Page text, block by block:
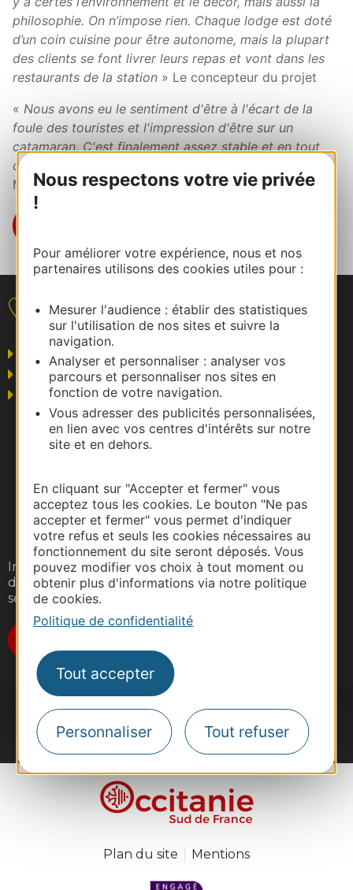
Nous respectons votre vie privée
!
Pour améliorer votre expérience, nous et nos
partenaires utilisons des cookies utiles pour :
Mesurer l'audience : établir des statistiques
sur l'utilisation de nos sites et suivre la
navigation.
Analyser et personnaliser : analyser vos
parcours et personnaliser nos sites en
fonction de votre navigation.
Vous adresser des publicités personnalisées,
en lien avec vos centres d'intérêts sur notre
site et en dehors.
En cliquant sur "Accepter et fermer" vous
acceptez tous les cookies. Le bouton "Ne pas
accepter et fermer" vous permet d'indiquer
votre refus et seuls les cookies nécessaires au
fonctionnement du site seront déposés. Vous
pouvez modifier vos choix à tout moment ou
obtenir plus d'informations via notre politique
de cookies.
Politique de confidentialité
Tout accepter
Personnaliser Tout refuser
philosophie. On n’impose rien. Chaque lodge est doté
d’un coin cuisine pour être autonome, mais la plupart
des clients se font livrer leurs repas et vont dans les
restaurants de la station » Le concepteur du projet
« Nous avons eu le sentiment d'être à l'écart de la
foule des touristes et l'impression d'être sur un
catamaran. C'est finalement assez stable et en tout
cas parfait pour un séjour en couple
Martin, vacanciers précurseurs.
Nous contacter
Grand public
Business/Mice
Pros du tourisme
Inscrivez-vous gratuitement à notre lettre
d'information pour recevoir nos suggestions de
séjours, de visites et de sorties.
#VoyageOccitanie
Plan du site Mentions